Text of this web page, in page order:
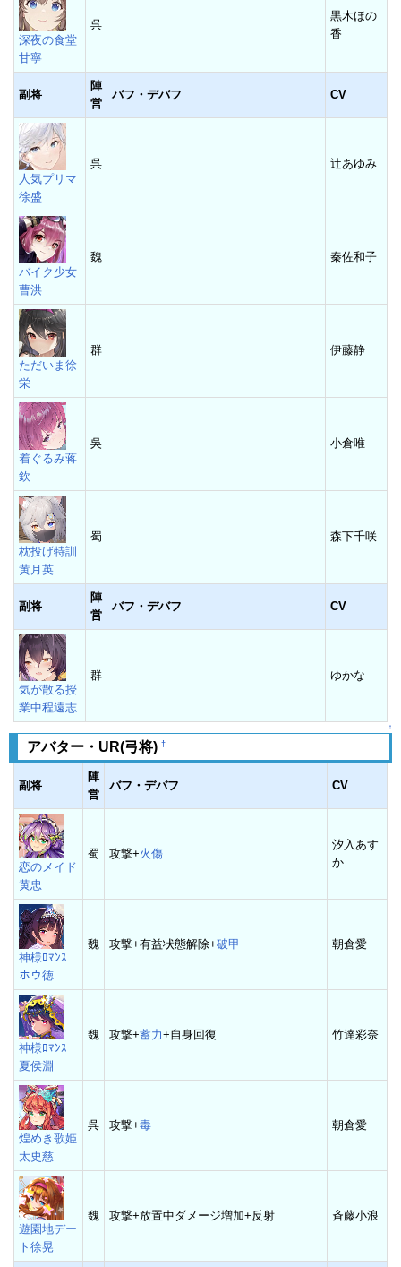
深夜の食堂
甘寧
呉
黒木ほの
香
副将
陣
営
バフ・デバフ CV
人気プリマ
徐盛
呉 辻あゆみ
バイク少女
曹洪
魏 秦佐和子
ただいま徐
栄
群 伊藤静
着ぐるみ蒋
欽
吳 小倉唯
枕投げ特訓
黄月英
蜀 森下千咲
副将
陣
営
バフ・デバフ CV
気が散る授
業中程遠志
群 ゆかな
↑
アバター・UR(弓将) †
副将
陣
営
バフ・デバフ CV
恋のメイド
黄忠
蜀 攻撃+火傷
汐入あす
か
神様ﾛﾏﾝｽ
ホウ徳
魏 攻撃+有益状態解除+破甲 朝倉愛
神様ﾛﾏﾝｽ
夏侯淵
魏 攻撃+蓄力+自身回復 竹達彩奈
煌めき歌姫
太史慈
呉 攻撃+毒 朝倉愛
遊園地デー
ト徐晃
魏 攻撃+放置中ダメージ増加+反射 斉藤小浪